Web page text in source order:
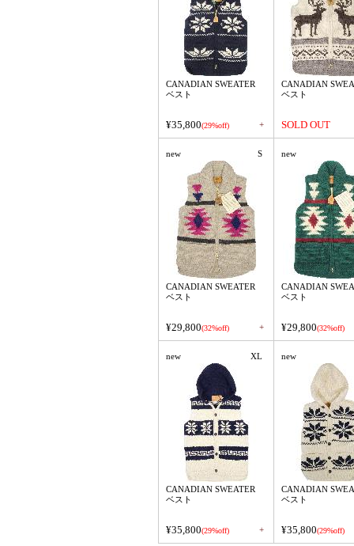
CANADIAN SWEATER
ベスト
¥35,800(29%off) +
CANADIAN
ベスト
SOLD OUT
new S
CANADIAN SWEATER
ベスト
¥29,800(32%off) +
new
CANADIAN
ベスト
¥29,800(32%off)
new XL
CANADIAN SWEATER
ベスト
¥35,800(29%off) +
new
CANADIAN
ベスト
¥35,800(29%off)